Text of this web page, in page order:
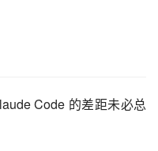
Code 的差距未必总